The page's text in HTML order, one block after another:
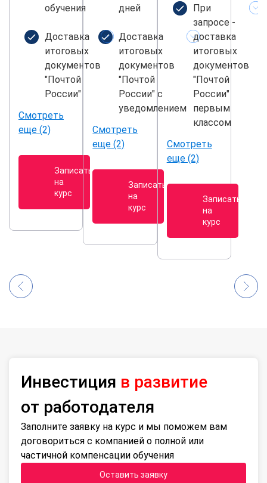
обучения
Доставка
итоговых
документов
"Почтой
России"
Смотреть
еще (2)
Записаться
на
курс
дней
Доставка
итоговых
документов
"Почтой
России" с
уведомлением
Смотреть
еще (2)
Записаться
на
курс
При
запросе -
доставка
итоговых
документов
"Почтой
России"
первым
классом
Смотреть
еще (2)
Записаться
на
курс
Инвестиция в развитие
от работодателя
Заполните заявку на курс и мы поможем вам
договориться с компанией о полной или
частичной компенсации обучения
Оставить заявку